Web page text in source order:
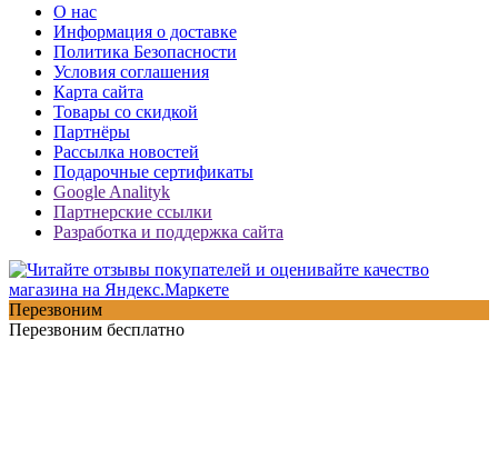
О нас
Информация о доставке
Политика Безопасности
Условия соглашения
Карта сайта
Товары со скидкой
Партнёры
Рассылка новостей
Подарочные сертификаты
Google Analityk
Партнерские ссылки
Разработка и поддержка сайта
Перезвоним
Перезвоним бесплатно